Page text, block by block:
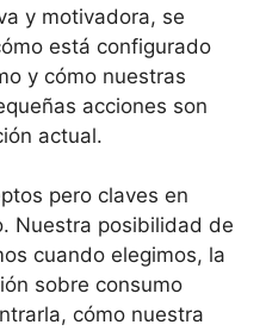
y motivadora, se
está configurado
y cómo nuestras
acciones son
actual.
pero claves en
Nuestra posibilidad de
cuando elegimos, la
sobre consumo
cómo nuestra